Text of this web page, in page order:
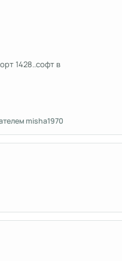
1428..софт в
misha1970